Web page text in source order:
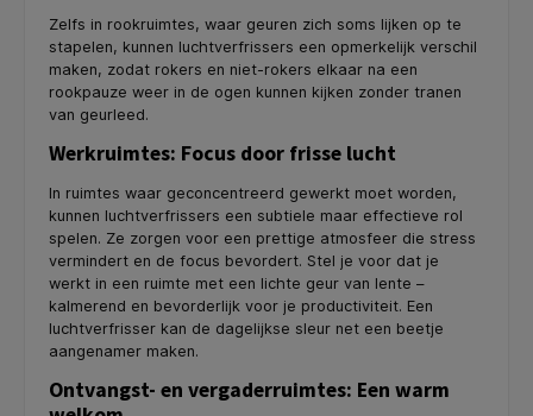
Zelfs in rookruimtes, waar geuren zich soms lijken op te
stapelen, kunnen luchtverfrissers een opmerkelijk verschil
maken, zodat rokers en niet-rokers elkaar na een
rookpauze weer in de ogen kunnen kijken zonder tranen
van geurleed.
Werkruimtes: Focus door frisse lucht
In ruimtes waar geconcentreerd gewerkt moet worden,
kunnen luchtverfrissers een subtiele maar effectieve rol
spelen. Ze zorgen voor een prettige atmosfeer die stress
vermindert en de focus bevordert. Stel je voor dat je
werkt in een ruimte met een lichte geur van lente –
kalmerend en bevorderlijk voor je productiviteit. Een
luchtverfrisser kan de dagelijkse sleur net een beetje
aangenamer maken.
Ontvangst- en vergaderruimtes: Een warm